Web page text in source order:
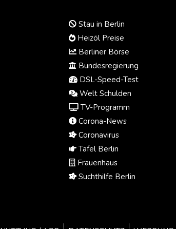
Stau in Berlin
Heizöl Preise
Berliner Börse
Bundesregierung
DSL-Speed-Test
Welt Schulden
TV-Programm
Corona-News
Coronavirus
Tafel Berlin
Frauenhaus
Suchthilfe Berlin